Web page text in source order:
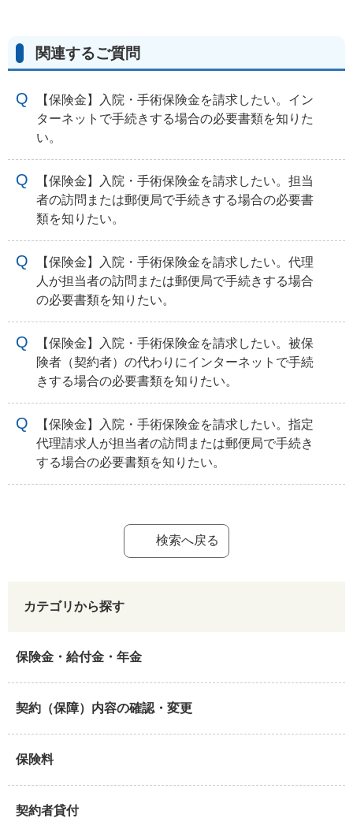
関連するご質問
【保険金】入院・手術保険金を請求したい。イン
ターネットで手続きする場合の必要書類を知りた
い。
【保険金】入院・手術保険金を請求したい。担当
者の訪問または郵便局で手続きする場合の必要書
類を知りたい。
【保険金】入院・手術保険金を請求したい。代理
人が担当者の訪問または郵便局で手続きする場合
の必要書類を知りたい。
【保険金】入院・手術保険金を請求したい。被保
険者（契約者）の代わりにインターネットで手続
きする場合の必要書類を知りたい。
【保険金】入院・手術保険金を請求したい。指定
代理請求人が担当者の訪問または郵便局で手続き
する場合の必要書類を知りたい。
検索へ戻る
カテゴリから探す
保険金・給付金・年金
契約（保障）内容の確認・変更
保険料
契約者貸付